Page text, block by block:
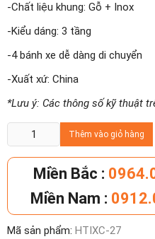
-Chất liệu khung: Gỗ + Inox
-Kiểu dáng: 3 tầng
-4 bánh xe dễ dàng di chuyển
-Xuất xứ: China
*Lưu ý: Các thông số kỹ thuật
đẩy
đồ
khách
sạn
có
Thêm vào giỏ hàng
Miền Bắc :
Miền Nam :
Mã sản phẩm: HTIXC-27